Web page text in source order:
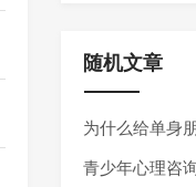
随机文章
为什么给单身
青少年心理咨